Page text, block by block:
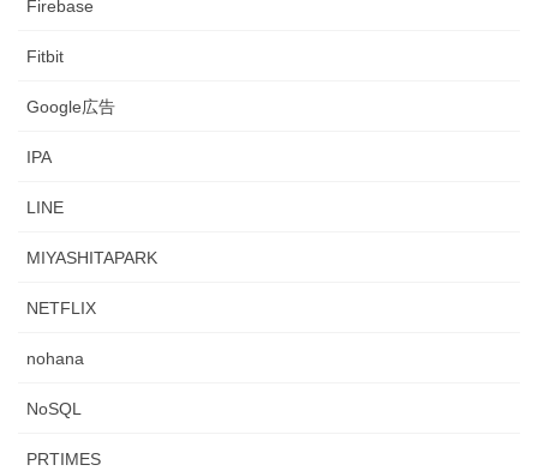
Firebase
Fitbit
Google広告
IPA
LINE
MIYASHITAPARK
NETFLIX
nohana
NoSQL
PRTIMES